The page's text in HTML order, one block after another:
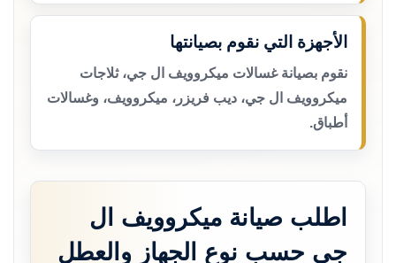
الأجهزة التي نقوم بصيانتها
نقوم بصيانة غسالات ميكروويف ال جي، ثلاجات
ميكروويف ال جي، ديب فريزر، ميكروويف، وغسالات
أطباق.
اطلب صيانة ميكروويف ال
جي حسب نوع الجهاز والعطل